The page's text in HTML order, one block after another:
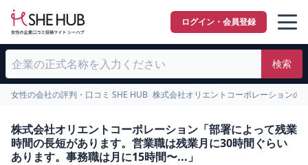
ログイン・会員登録
検索
女性の会社の評判・口コミ SHE HUB 株式会社オリエントコーポレーションの
株式会社オリエントコーポレーション「部署によって残業
時間の長短があります。営業職は残業月に30時間ぐらい
あります。事務職は月に15時間〜...」